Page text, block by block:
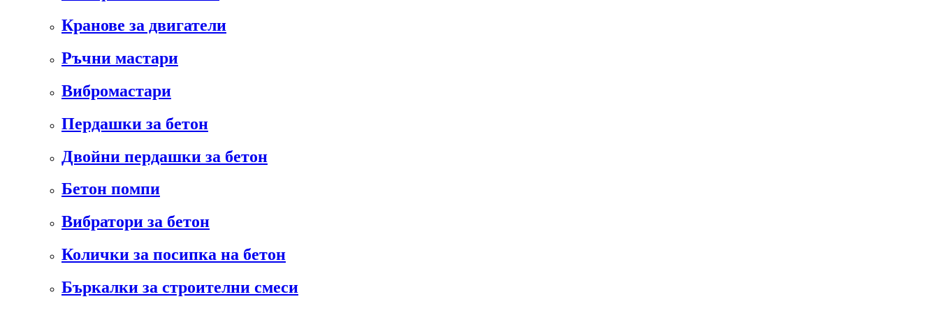
Кранове за двигатели
Ръчни мастари
Вибромастари
Пердашки за бетон
Двойни пердашки за бетон
Бетон помпи
Вибратори за бетон
Колички за посипка на бетон
Бъркалки за строителни смеси